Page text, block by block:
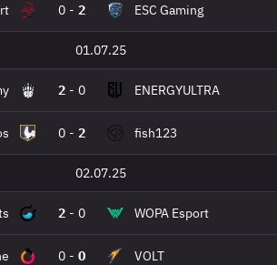
0 - 2 ESC Gaming
01.07.25
2 - 0 ENERGYULTRA
0 - 2 fish123
02.07.25
2 - 0 WOPA Esport
0 - 0 VOLT